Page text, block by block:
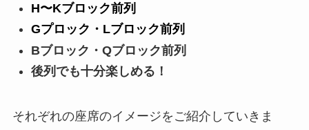
H〜Kブロック前列
Gプロック・Lブロック前列
Bブロック・Qブロック前列
後列でも十分楽しめる！
それぞれの座席のイメージをご紹介していきま